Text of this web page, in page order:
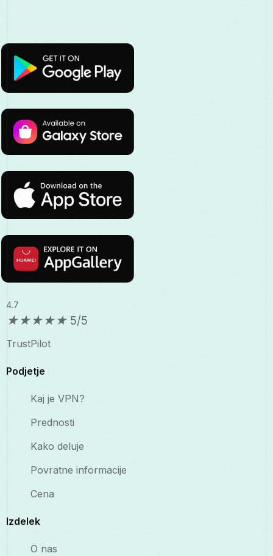
4.7
★★★★★ 5/5
TrustPilot
Podjetje
Kaj je VPN?
Prednosti
Kako deluje
Povratne informacije
Cena
Izdelek
O nas